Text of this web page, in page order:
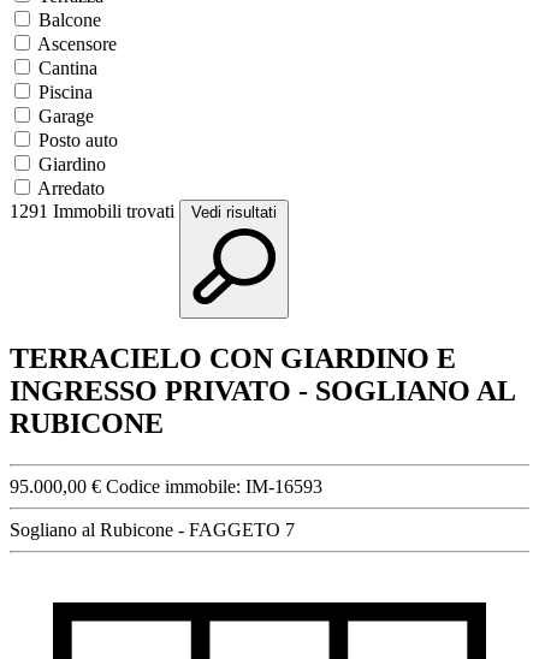
Balcone
Ascensore
Cantina
Piscina
Garage
Posto auto
Giardino
Arredato
1291 Immobili trovati Vedi risultati
TERRACIELO CON GIARDINO E
INGRESSO PRIVATO - SOGLIANO AL
RUBICONE
95.000,00 € Codice immobile: IM-16593
Sogliano al Rubicone - FAGGETO 7